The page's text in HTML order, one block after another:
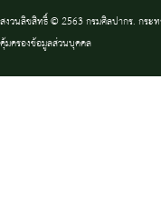
สงวนลิขสิทธิ์ © 2563 กรมศิลปากร. กระ
คุ้มครองข้อมูลส่วนบุคคล